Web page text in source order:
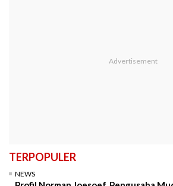
TERPOPULER
NEWS